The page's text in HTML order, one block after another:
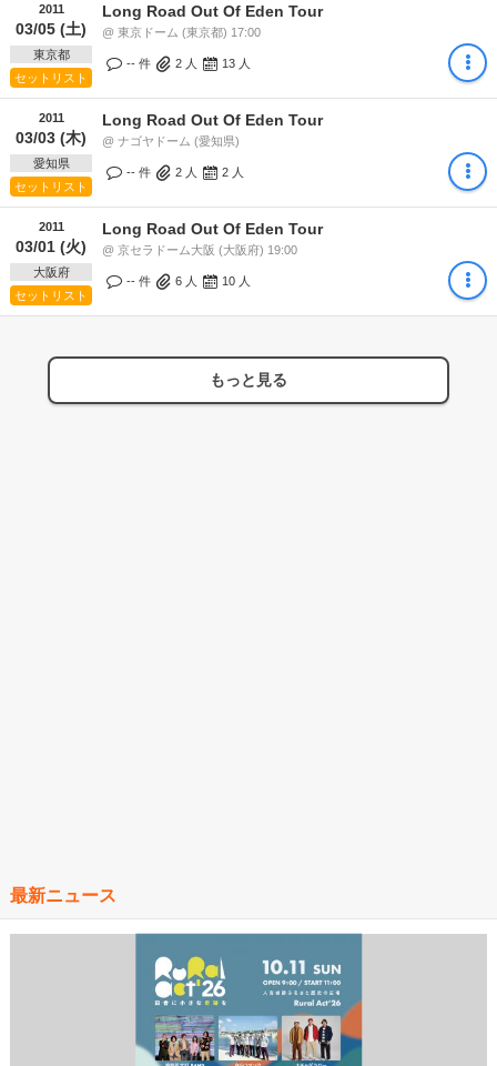
2011
03/05 (土)
東京都
セットリスト
Long Road Out Of Eden Tour
@ 東京ドーム (東京都) 17:00
-- 件 2 人 13 人
2011
03/03 (木)
愛知県
セットリスト
Long Road Out Of Eden Tour
@ ナゴヤドーム (愛知県)
-- 件 2 人 2 人
2011
03/01 (火)
大阪府
セットリスト
Long Road Out Of Eden Tour
@ 京セラドーム大阪 (大阪府) 19:00
-- 件 6 人 10 人
もっと見る
最新ニュース